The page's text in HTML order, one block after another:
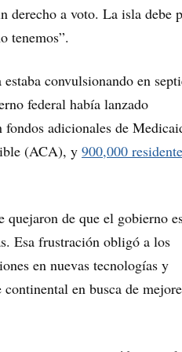
derecho a voto. La isla debe
tenemos”.
convulsionando en
federal había lanzado
fondos adicionales de
(ACA), y 900,000
quejaron de que el gobierno
Esa frustración obligó a los
en nuevas tecnologías y
en busca de